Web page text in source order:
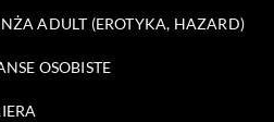
ADULT (EROTYKA, HAZARD)
OSOBISTE